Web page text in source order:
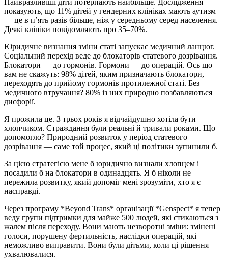
показують, що 11% дітей у гендерних клініках мають аутизм
— це в п’ять разів більше, ніж у середньому серед населення.
Деякі клініки повідомляють про 35–70%.
Юридичне визнання зміни статі запускає медичний ланцюг.
Соціальний перехід веде до блокаторів статевого дозрівання.
Блокатори — до гормонів. Гормони — до операцій. Ось що
вам не скажуть: 98% дітей, яким призначають блокатори,
переходять до прийому гормонів протилежної статі. Без
медичного втручання? 80% із них природно позбавляються
дисфорії.
Я прожила це. З трьох років я відчайдушно хотіла бути
хлопчиком. Страждання були реальні й тривали роками. Що
допомогло? Природний розвиток у період статевого
дозрівання — саме той процес, який ці політики зупинили б.
За цією стратегією мене б юридично визнали хлопцем і
посадили б на блокатори в одинадцять. Я б ніколи не
пережила розвитку, який допоміг мені зрозуміти, хто я є
насправді.
Через програму *Beyond Trans* організації *Genspect* я тепер
веду групи підтримки для майже 500 людей, які стикаються з
жалем після переходу. Вони мають незворотні зміни: змінені
голоси, порушену фертильність, наслідки операцій, які
неможливо виправити. Вони були дітьми, коли ці рішення
ухвалювалися.